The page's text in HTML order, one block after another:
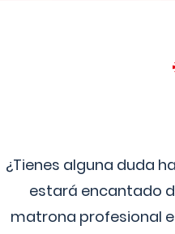
¿Tienes alguna duda
estará encantado
matrona profesional